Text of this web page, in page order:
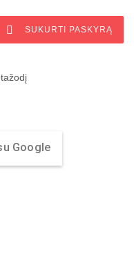
 SUKURTI PASKYRĄ
Google